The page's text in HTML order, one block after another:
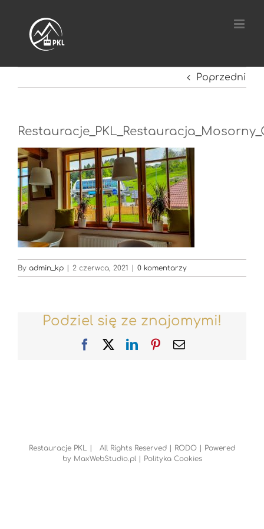
zawartości
Poprzedni
By admin_kp | 2 czerwca, 2021 | 0 komentarzy
Podziel się ze znajomymi!
FacebookLinkedInPinterest
Email
Restauracje PKL | All Rights Reserved | RODO | Powered
by MaxWebStudio.pl| Polityka Cookies